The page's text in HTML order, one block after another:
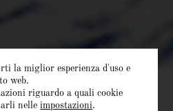
la miglior esperienza d'uso e
web.
riguardo a quali cookie
nelleimpostazioni.